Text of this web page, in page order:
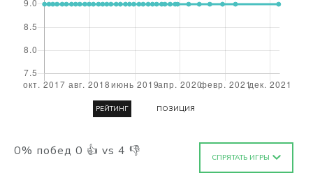
0% побед 0 👍 vs 4 👎 СПРЯТАТЬ ИГРЫ
РЕЙТИНГ ПОЗИЦИЯ